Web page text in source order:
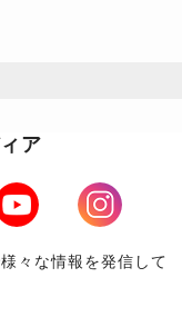
ア
Youtube
Instagram
々な情報を発信して